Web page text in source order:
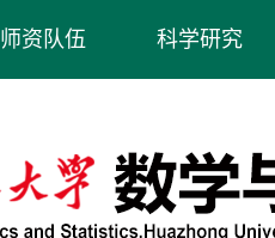
师资队伍 科学研究